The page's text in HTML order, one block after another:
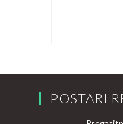
POSTARI